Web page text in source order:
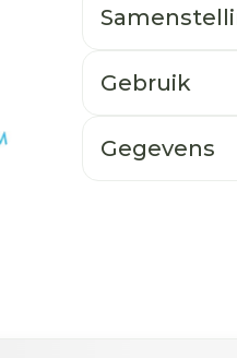
Gebruik
Gegevens